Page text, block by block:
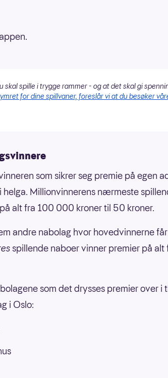
skal spille i trygge rammer - og at det skal gi
for dine spillvaner, foreslår vi at du besøker
som sikrer seg premie på egen
helga. Millionvinnerens nærmeste
alt fra 100 000 kroner til 50 kroner.
andre nabolag hvor hovedvinnerne får
spillende naboer vinner premier på alt
som det drysses premier over i
i Oslo: